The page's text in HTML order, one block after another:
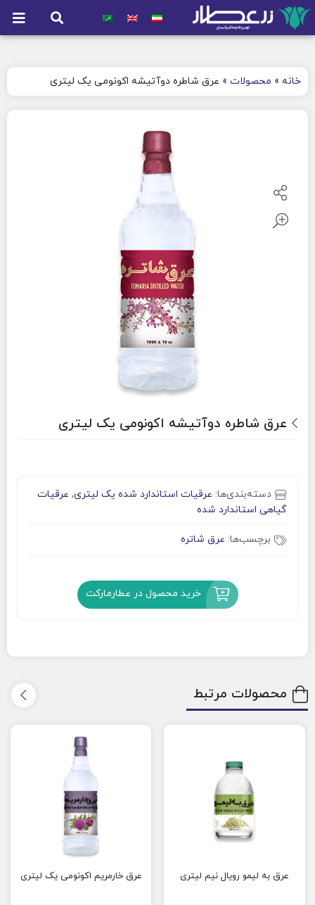
خانه » محصولات » عرق شاطره دوآتیشه اکونومی یک لیتری
عرق شاطره دوآتیشه اکونومی یک لیتری
دسته‌بندی‌ها: عرقیات استاندارد شده یک لیتری, عرقیات
گیاهی استاندارد شده
برچسب‌ها: عرق شاتره
خرید محصول در عطارمارکت
محصولات مرتبط
عرق به لیمو رویال نیم لیتری عرق خارمریم اکونومی یک لیتری